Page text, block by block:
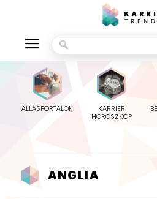
ÁLLÁSPORTÁLOK
KARRIER
HOROSZKÓP
ANGLIA